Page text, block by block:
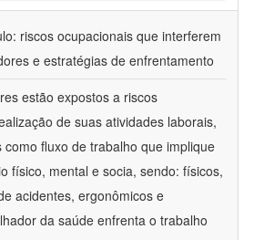
riscos ocupacionais que interferem
e estratégias de enfrentamento
estão expostos a riscos
de suas atividades laborais,
fluxo de trabalho que implique
físico, mental e socia, sendo: físicos,
acidentes, ergonômicos e
da saúde enfrenta o trabalho